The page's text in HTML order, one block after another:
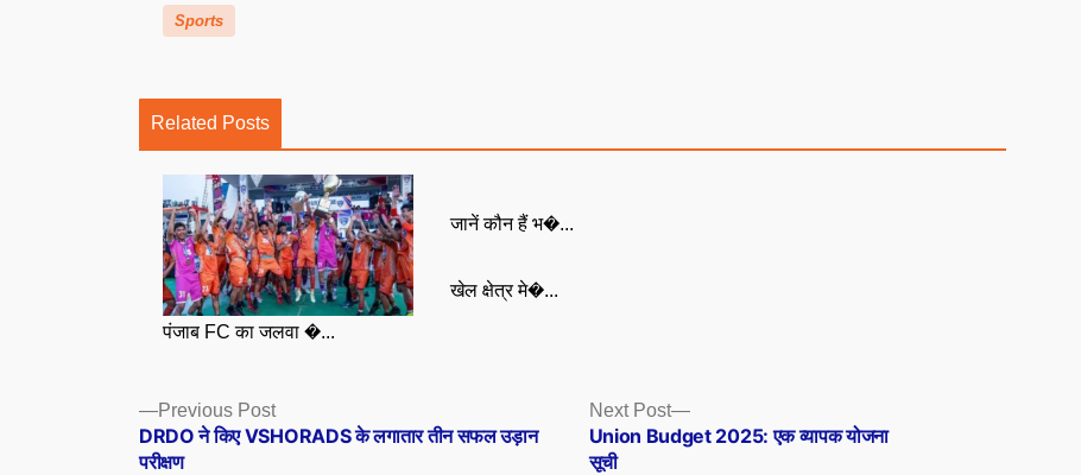
Sports
Related Posts
पंजाब FC का जलवा �...
जानें कौन हैं भ�...
खेल क्षेत्र मे�...
Posts
navigation
Previous PostPrevious
post:
DRDO ने किए VSHORADS के लगातार तीन सफल उड़ान
परीक्षण
Next Post
Next
post:
Union Budget 2025: एक व्यापक योजना
सूची